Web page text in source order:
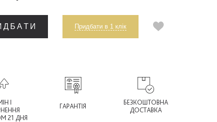
Придбати в 1 клік
І
21 ДНЯ
ГАРАНТІЯ
БЕЗКОШТОВНА
ДОСТАВКА